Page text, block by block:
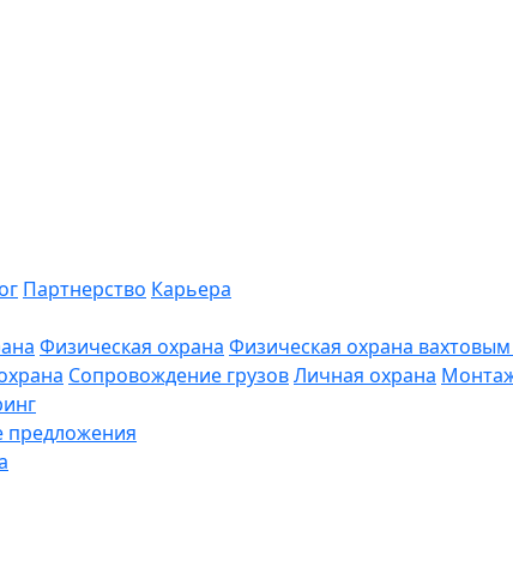
Партнерство Карьера
Физическая охрана Физическая охрана
Сопровождение грузовЛичная охрана
предложения